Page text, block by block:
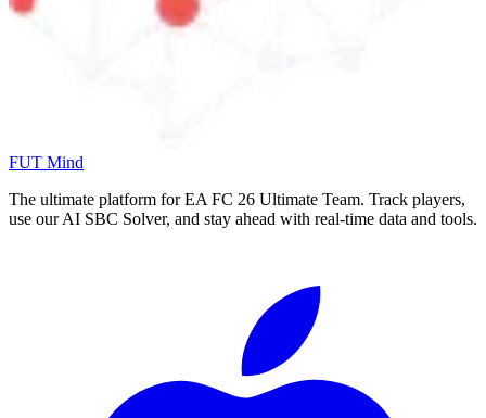
FUT Mind
The ultimate platform for EA FC 26 Ultimate Team. Track players,
use our AI SBC Solver, and stay ahead with real-time data and tools.